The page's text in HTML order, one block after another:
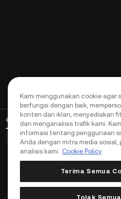
Order Terbuka (0) Posisi (0)
Order Dasar (0) Order Lanjutan (0)
Kami menggunakan cookie agar
berfungsi dengan baik,
konten dan iklan, menyediakan
dan menganalisis trafik kami.
informasi tentang penggunaan
Anda dengan mitra media sosial,
analisis kami. Cookie Policy
Terima Semua
Tolak Semua